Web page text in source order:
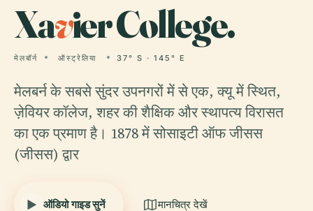
Xavier College.
मेलबॉर्न ऑस्ट्रेलिया 37° S · 145° E
मेलबर्न के सबसे सुंदर उपनगरों में से एक, क्यू में स्थित,
ज़ेवियर कॉलेज, शहर की शैक्षिक और स्थापत्य विरासत
का एक प्रमाण है। 1878 में सोसाइटी ऑफ जीसस
(जीसस) द्वार
ऑडियो गाइड सुनें मानचित्र देखें